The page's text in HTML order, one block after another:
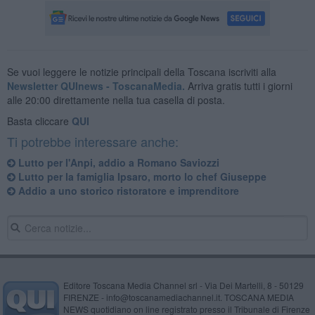
Se vuoi leggere le notizie principali della Toscana iscriviti alla
Newsletter QUInews - ToscanaMedia. Arriva gratis tutti i giorni
alle 20:00 direttamente nella tua casella di posta.
Basta cliccare QUI
Ti potrebbe interessare anche:
Lutto per l'Anpi, addio a Romano Saviozzi
Lutto per la famiglia Ipsaro, morto lo chef Giuseppe
Addio a uno storico ristoratore e imprenditore
Editore Toscana Media Channel srl - Via Dei Martelli, 8 - 50129
FIRENZE - info@toscanamediachannel.it. TOSCANA MEDIA
NEWS quotidiano on line registrato presso il Tribunale di Firenze